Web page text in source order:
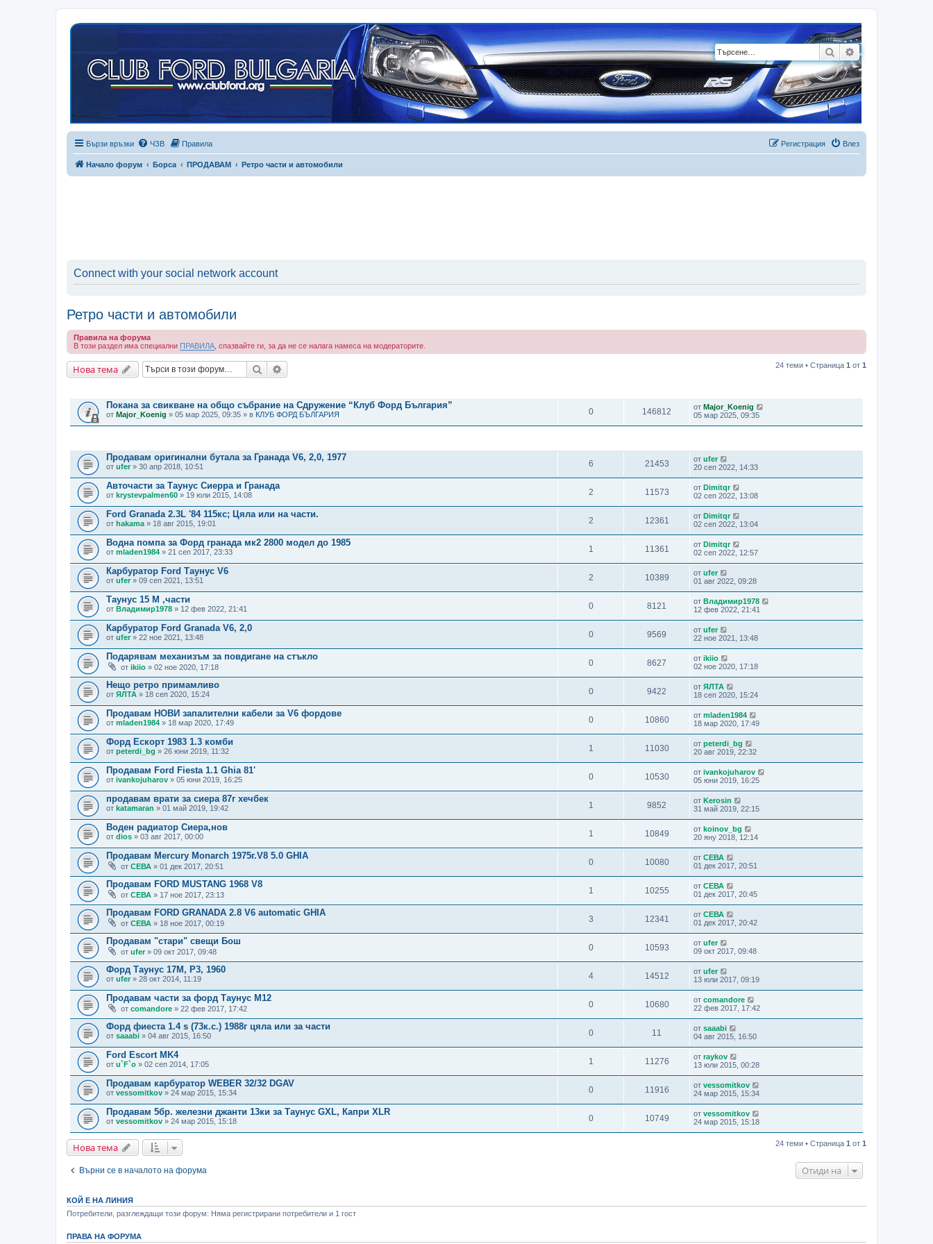
ТърсенеРазширено
Бързи връзки ЧЗВ Правила Влез
Регистрация
Начало форум Борса ПРОДАВАМ Ретро части и автомобили
Connect with your social network account
Ретро части и автомобили
Правила на форума
В този раздел има специални ПРАВИЛА , спазвайте ги, за да не се налага намеса на модераторите.
Нова тема Търсене 24 теми • Страница 1 от 1
Покана за свикване на общо събрание на Сдружение “Клуб Форд България”
от Major_Koenig » 05 мар 2025, 09:35 » в КЛУБ ФОРД БЪЛГАРИЯ 0 146812 от Major_Koenig
05 мар 2025, 09:35
Продавам оригинални бутала за Гранада V6, 2,0, 1977
от ufer » 30 апр 2018, 10:51 6 21453 от ufer
20 сеп 2022, 14:33
Авточасти за Таунус Сиерра и Гранада
от krystevpalmen60 » 19 юли 2015, 14:08 2 11573 от Dimitqr
02 сеп 2022, 13:08
Ford Granada 2.3L '84 115кс; Цяла или на части.
от hakama » 18 авг 2015, 19:01 2 12361 от Dimitqr
02 сеп 2022, 13:04
Водна помпа за Форд гранада мк2 2800 модел до 1985
от mladen1984 » 21 сеп 2017, 23:33 1 11361 от Dimitqr
02 сеп 2022, 12:57
Карбуратор Ford Таунус V6
от ufer » 09 сеп 2021, 13:51 2 10389 от ufer
01 авг 2022, 09:28
Таунус 15 М ,части
от Владимир1978 » 12 фев 2022, 21:41 0 8121 от Владимир1978
12 фев 2022, 21:41
Карбуратор Ford Granada V6, 2,0
от ufer » 22 ное 2021, 13:48 0 9569 от ufer
22 ное 2021, 13:48
Подарявам механизъм за повдигане на стъкло
от ikiio » 02 ное 2020, 17:18 0 8627 от ikiio
02 ное 2020, 17:18
Нещо ретро примамливо
от ЯЛТА » 18 сеп 2020, 15:24 0 9422 от ЯЛТА
18 сеп 2020, 15:24
Продавам НОВИ запалителни кабели за V6 фордове
от mladen1984 » 18 мар 2020, 17:49 0 10860 от mladen1984
18 мар 2020, 17:49
Форд Ескорт 1983 1.3 комби
от peterdi_bg » 26 юни 2019, 11:32 1 11030 от peterdi_bg
20 авг 2019, 22:32
Продавам Ford Fiesta 1.1 Ghia 81'
от ivankojuharov » 05 юни 2019, 16:25 0 10530 от ivankojuharov
05 юни 2019, 16:25
продавам врати за сиера 87г хечбек
от katamaran » 01 май 2019, 19:42 1 9852 от Kerosin
31 май 2019, 22:15
Воден радиатор Сиера,нов
от dios » 03 авг 2017, 00:00 1 10849 от koinov_bg
20 яну 2018, 12:14
Продавам Mercury Monarch 1975г.V8 5.0 GHIA
от СЕВА » 01 дек 2017, 20:51 0 10080 от СЕВА
01 дек 2017, 20:51
Продавам FORD MUSTANG 1968 V8
от СЕВА » 17 ное 2017, 23:13 1 10255 от СЕВА
01 дек 2017, 20:45
Продавам FORD GRANADA 2.8 V6 automatic GHIA
от СЕВА » 18 ное 2017, 00:19 3 12341 от СЕВА
01 дек 2017, 20:42
Продавам "стари" свещи Бош
от ufer» 09 окт 2017, 09:48 0 10593 от ufer
09 окт 2017, 09:48
Форд Таунус 17М, P3, 1960
от ufer » 28 окт 2014, 11:19 4 14512 от ufer
13 юли 2017, 09:19
Продавам части за форд Таунус М12
от comandore » 22 фев 2017, 17:42 0 10680 от comandore
22 фев 2017, 17:42
Форд фиеста 1.4 s (73к.с.) 1988г цяла или за части
от saaabi » 04 авг 2015, 16:50 0 11 от saaabi
04 авг 2015, 16:50
Ford Escort MK4
от u`F`o » 02 сеп 2014, 17:05 1 11276 от raykov
13 юли 2015, 00:28
Продавам карбуратор WEBER 32/32 DGAV
от vessomitkov » 24 мар 2015, 15:34 0 11916 от vessomitkov
24 мар 2015, 15:34
Продавам 5бр. железни джанти 13ки за Таунус GXL, Капри XLR
от vessomitkov » 24 мар 2015, 15:18 0 10749 от vessomitkov
24 мар 2015, 15:18
Нова тема 24 теми • Страница 1 от 1
Върни се в началото на форума Отиди на
КОЙ Е НА ЛИНИЯ
Потребители, разглеждащи този форум: Няма регистрирани потребители и 1 гост
ПРАВА НА ФОРУМА